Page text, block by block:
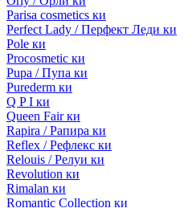
Parisa cosmetics ки
Perfect Lady / Перфект Леди ки
Pole ки
Procosmetic ки
Pupa / Пупа ки
Purederm ки
Q P I ки
Queen Fair ки
Rapira / Рапира ки
Reflex / Рефлекс ки
Relouis / Релуи ки
Revolution ки
Rimalan ки
Romantic Collection ки